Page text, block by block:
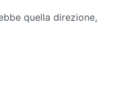
quella direzione,